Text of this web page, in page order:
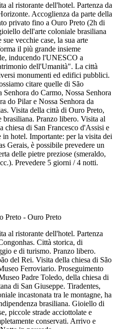
al ristorante dell'hotel. Partenza da
Accoglienza da parte della
privato fino a Ouro Preto (2h di
dell'arte coloniale brasiliana
vecchie case, la sua arte
il più grande insieme
inducendo l'UNESCO a
dell'Umanità". La città
monumenti ed edifici pubblici.
citare quelle di São
Senhora do Carmo, Nossa Senhora
do Pilar e Nossa Senhora da
Visita della città di Ouro Preto,
brasiliana. Pranzo libero. Visita al
chiesa di San Francesco d'Assisi e
hotel. Importante: per la visita dei
Gerais, è possibile prevedere un
delle pietre preziose (smeraldo,
Prevedere 5 giorni / 4 notti.
al ristorante dell'hotel. Partenza
Città storica, di
e di turismo. Pranzo libero.
del Rei. Visita della chiesa di São
Ferroviario. Proseguimento
Padre Toledo, della chiesa di
di San Giuseppe. Tiradentes,
incastonata tra le montagne, ha
brasiliana. Gioiello di
piccole strade acciottolate e
conservati. Arrivo e